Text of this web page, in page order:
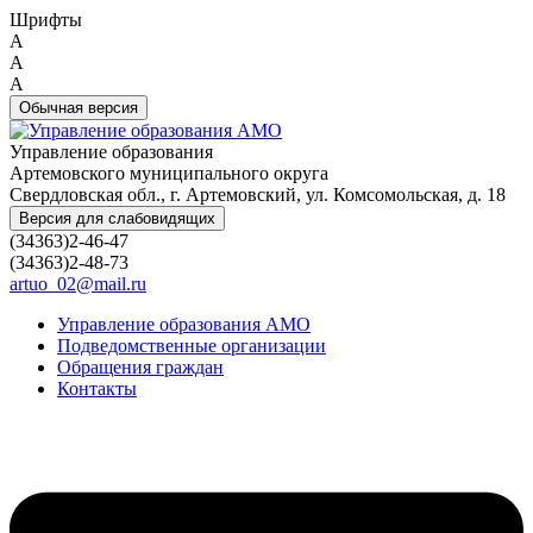
Шрифты
A
A
A
Обычная версия
Управление образования
Артемовского муниципального округа
Свердловская обл., г. Артемовский, ул. Комсомольская, д. 18
Версия для слабовидящих
(34363)2-46-47
(34363)2-48-73
artuo_02@mail.ru
Управление образования АМО
Подведомственные организации
Обращения граждан
Контакты